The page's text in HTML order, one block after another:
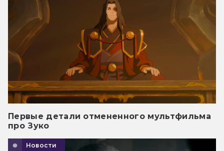
Первые детали отмененного мультфильма
про Зуко
Новости